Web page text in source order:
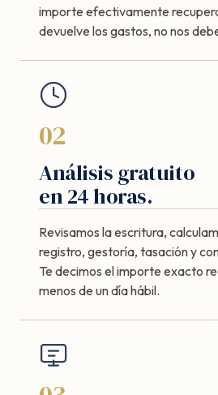
importe efectivamente
devuelve los gastos, no nos
02
Análisis gratuito
en 24 horas.
Revisamos la escritura,
registro, gestoría, tasación y
Te decimos el importe exacto
menos de un día hábil.